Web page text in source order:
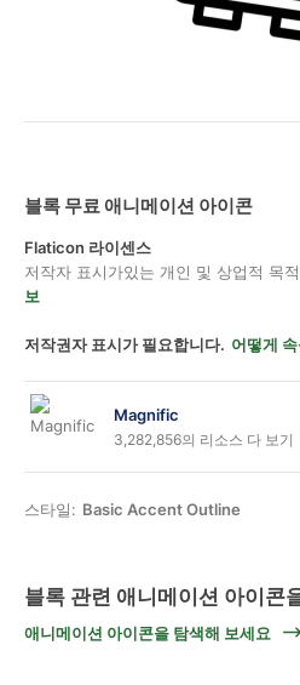
블록 무료 애니메이션 아이콘
Flaticon 라이센스
저작자 표시가있는 개인 및 상업적 목
보
저작권자 표시가 필요합니다. 어떻게
Magnific
3,282,856의 리소스 다 보기
스타일: Basic Accent Outline
블록 관련 애니메이션 아이콘
애니메이션 아이콘을 탐색해 보세요